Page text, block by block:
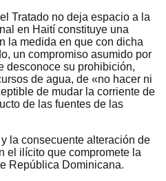
Tratado no deja espacio a la
en Haití constituye una
la medida en que con dicha
un compromiso asumido por
desconoce su prohibición,
de agua, de «no hacer ni
de mudar la corriente de
de las fuentes de las
la consecuente alteración de
el ilícito que compromete la
República Dominicana.